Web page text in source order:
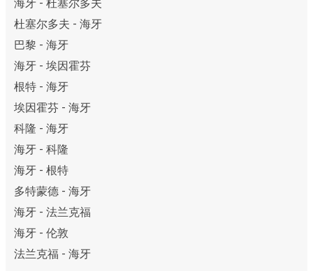
海牙 - 杜塞尔多夫
杜塞尔多夫 - 海牙
巴黎 - 海牙
海牙 - 埃因霍芬
根特 - 海牙
埃因霍芬 - 海牙
科隆 - 海牙
海牙 - 科隆
海牙 - 根特
多特蒙德 - 海牙
海牙 - 法兰克福
海牙 - 伦敦
法兰克福 - 海牙